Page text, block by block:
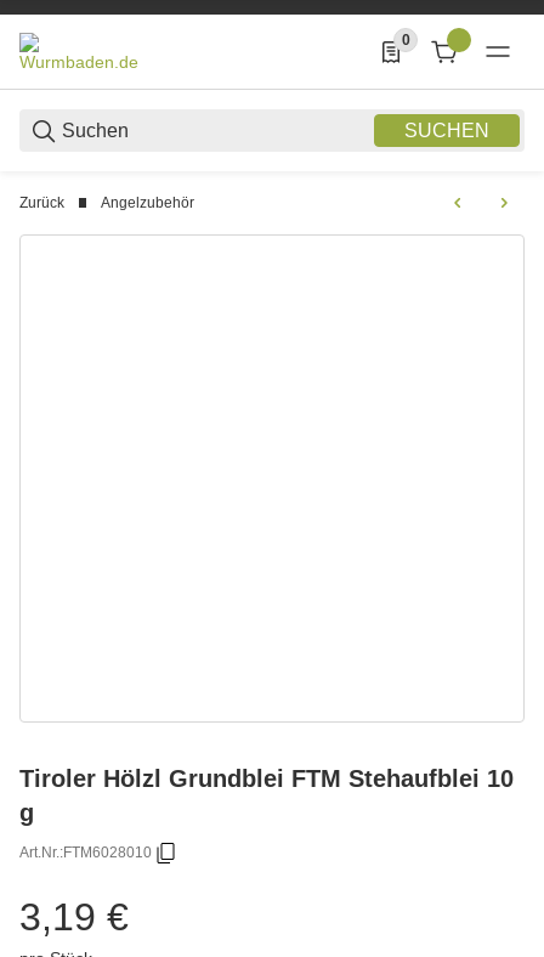
SUCHEN
0
0 Produkte in der
Zurück Angelzubehör
Tiroler Hölzl Grundblei FTM Stehaufblei 10
g
Art.Nr.:FTM6028010
3,19 €